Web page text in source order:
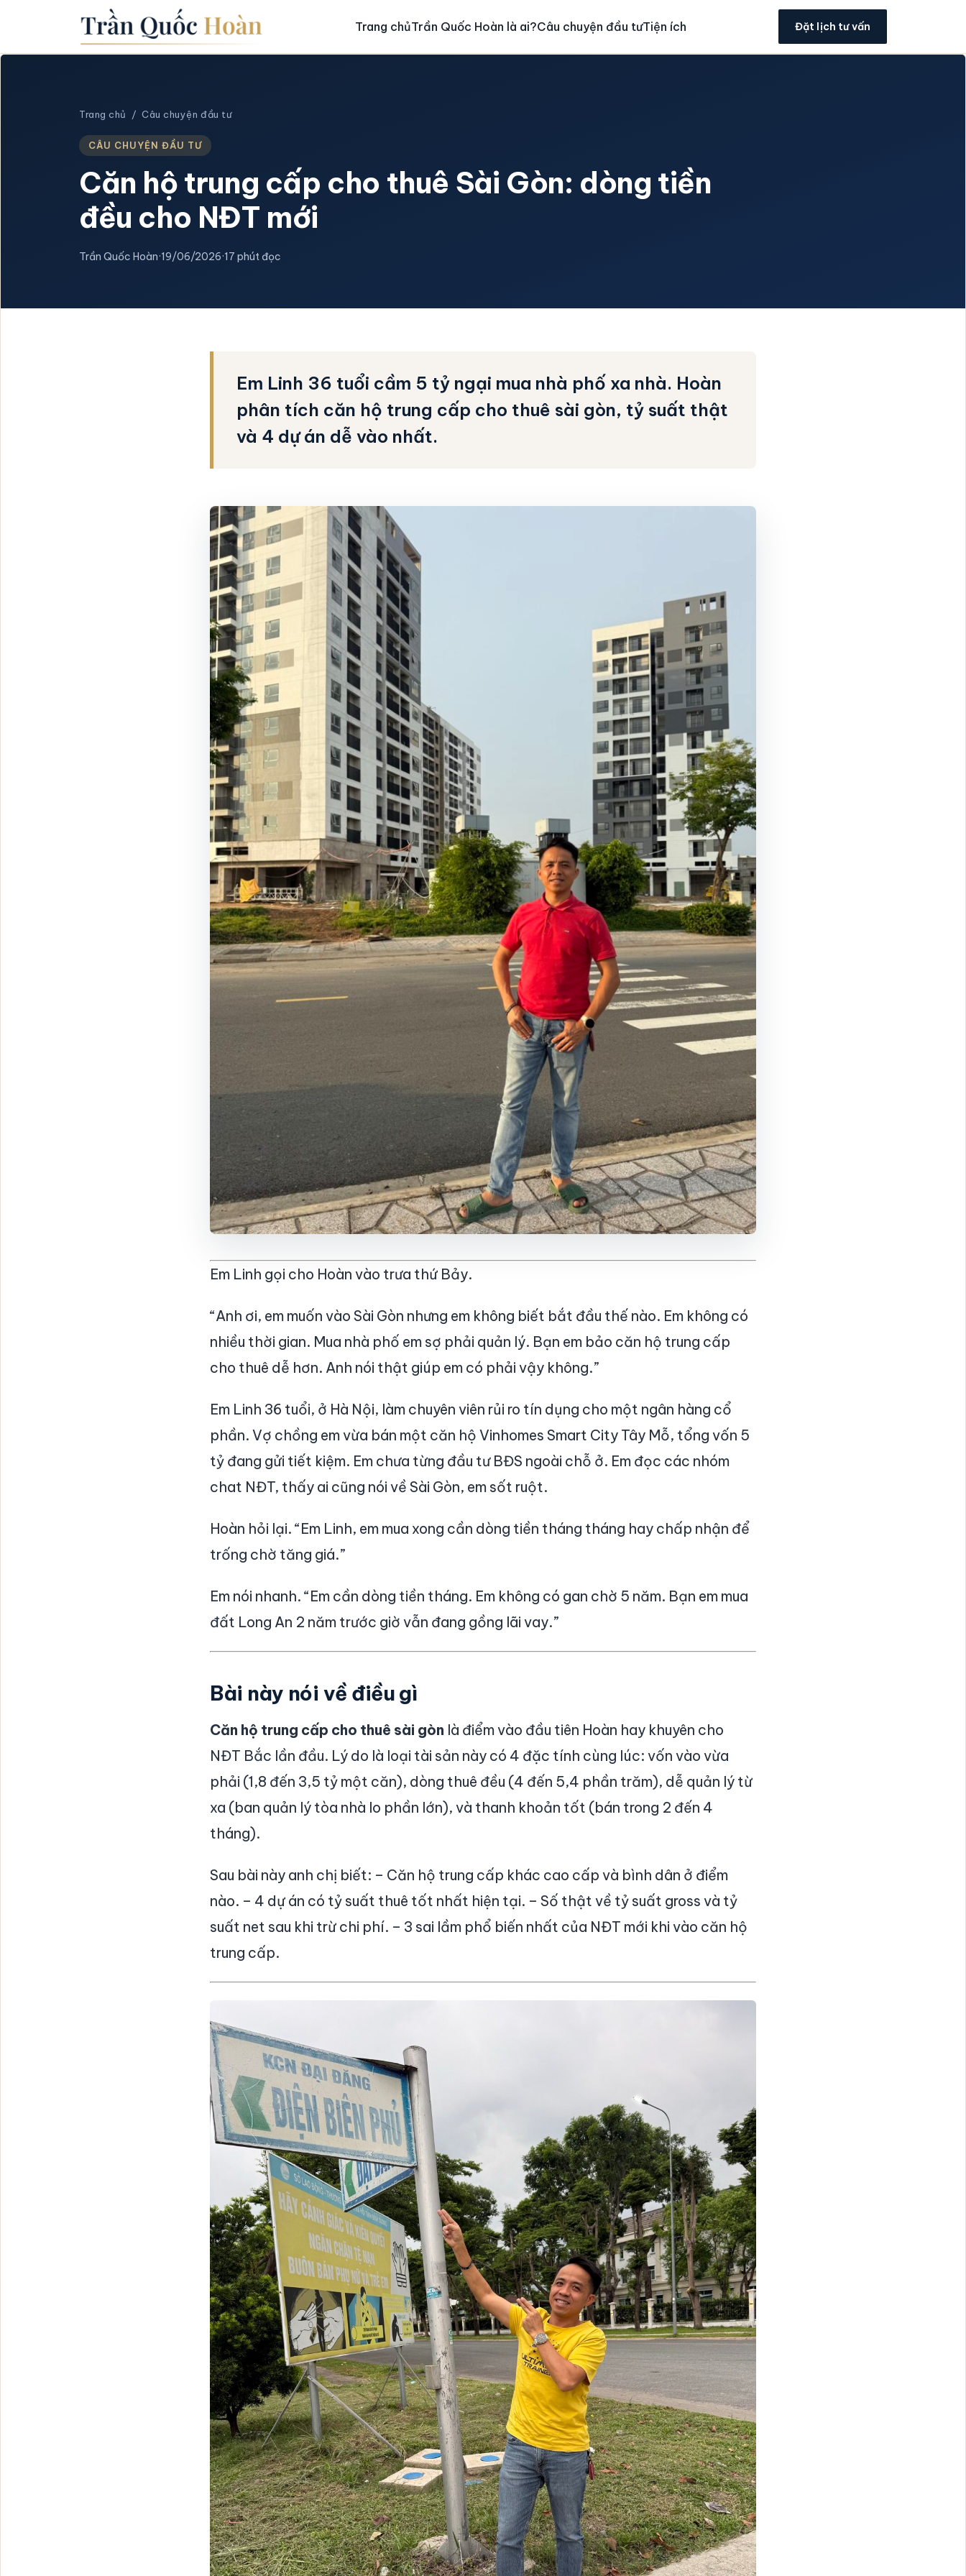
Trang chủTrần Quốc Hoàn là ai?Câu chuyện đầu tưTiện ích Đặt lịch tư vấn
Trang chủ /Câu chuyện đầu tư
CÂU CHUYỆN ĐẦU TƯ
Căn hộ trung cấp cho thuê Sài Gòn: dòng tiền
đều cho NĐT mới
Trần Quốc Hoàn·19/06/2026·17 phút đọc
Em Linh 36 tuổi cầm 5 tỷ ngại mua nhà phố xa nhà. Hoàn
phân tích căn hộ trung cấp cho thuê sài gòn, tỷ suất thật
và 4 dự án dễ vào nhất.
Em Linh gọi cho Hoàn vào trưa thứ Bảy.
“Anh ơi, em muốn vào Sài Gòn nhưng em không biết bắt đầu thế nào. Em không có
nhiều thời gian. Mua nhà phố em sợ phải quản lý. Bạn em bảo căn hộ trung cấp
cho thuê dễ hơn. Anh nói thật giúp em có phải vậy không.”
Em Linh 36 tuổi, ở Hà Nội, làm chuyên viên rủi ro tín dụng cho một ngân hàng cổ
phần. Vợ chồng em vừa bán một căn hộ Vinhomes Smart City Tây Mỗ, tổng vốn 5
tỷ đang gửi tiết kiệm. Em chưa từng đầu tư BĐS ngoài chỗ ở. Em đọc các nhóm
chat NĐT, thấy ai cũng nói về Sài Gòn, em sốt ruột.
Hoàn hỏi lại. “Em Linh, em mua xong cần dòng tiền tháng tháng hay chấp nhận để
trống chờ tăng giá.”
Em nói nhanh. “Em cần dòng tiền tháng. Em không có gan chờ 5 năm. Bạn em mua
đất Long An 2 năm trước giờ vẫn đang gồng lãi vay.”
Bài này nói về điều gì
Căn hộ trung cấp cho thuê sài gòn là điểm vào đầu tiên Hoàn hay khuyên cho
NĐT Bắc lần đầu. Lý do là loại tài sản này có 4 đặc tính cùng lúc: vốn vào vừa
phải (1,8 đến 3,5 tỷ một căn), dòng thuê đều (4 đến 5,4 phần trăm), dễ quản lý từ
xa (ban quản lý tòa nhà lo phần lớn), và thanh khoản tốt (bán trong 2 đến 4
tháng).
Sau bài này anh chị biết: – Căn hộ trung cấp khác cao cấp và bình dân ở điểm
nào. – 4 dự án có tỷ suất thuê tốt nhất hiện tại. – Số thật về tỷ suất gross và tỷ
suất net sau khi trừ chi phí. – 3 sai lầm phổ biến nhất của NĐT mới khi vào căn hộ
trung cấp.